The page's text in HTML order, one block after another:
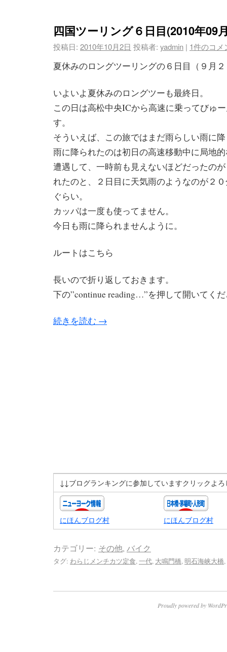
四国ツーリング６日目(2010年09
投稿日: 2010年10月2日 投稿者: yadmin | 1件のコメ
夏休みのロングツーリングの６日目（９月
いよいよ夏休みのロングツーも最終日。
この日は高松中央ICから高速に乗ってびゅ
す。
そういえば、この旅ではまだ雨らしい雨に
雨に降られたのは初日の高速移動中に局地
遭遇して、一時前も見えないほどだったの
れたのと、２日目に天気雨のようなのが２
ぐらい。
カッパは一度も使ってません。
今日も雨に降られませんように。
ルートはこちら
長いので折り返しておきます。
下の”continue reading…”を押して開いてく
続きを読む →
↓↓ブログランキングに参加していますクリックよ
にほんブログ村 にほんブログ村
カテゴリー: その他, バイク
タグ: わらじメンチカツ定食,一代, 大鳴門橋, 明石海峡大橋,
Proudly powered by